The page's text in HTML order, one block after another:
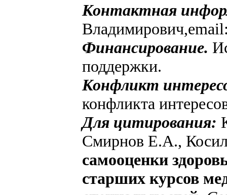
Контактная
Финансирование.
поддержки.
Конфликт
конфликта
Для цитирования:
Смирнов Е.А.,
самооценки
старших курсов